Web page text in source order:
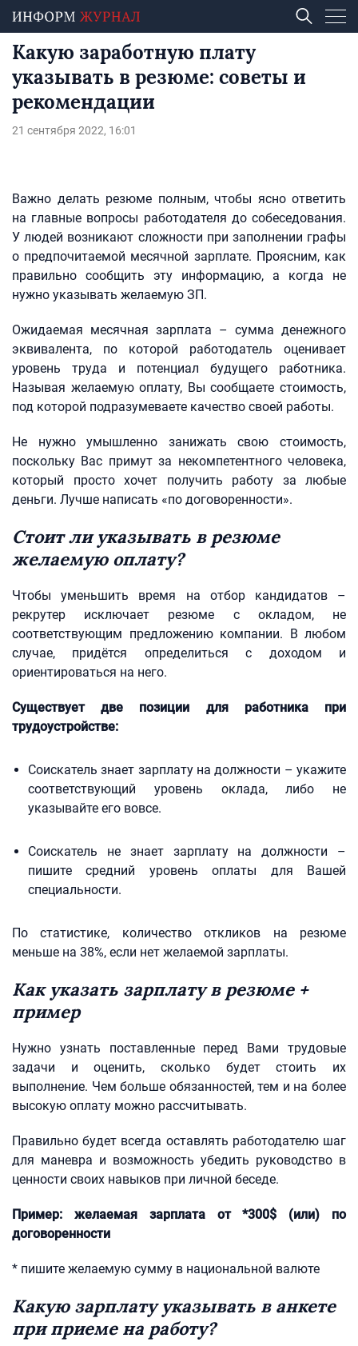
Какую заработную плату
указывать в резюме: советы и
рекомендации
21 сентября 2022, 16:01
Важно делать резюме полным, чтобы ясно ответить
на главные вопросы работодателя до собеседования.
У людей возникают сложности при заполнении графы
о предпочитаемой месячной зарплате. Проясним, как
правильно сообщить эту информацию, а когда не
нужно указывать желаемую ЗП.
Ожидаемая месячная зарплата – сумма денежного
эквивалента, по которой работодатель оценивает
уровень труда и потенциал будущего работника.
Называя желаемую оплату, Вы сообщаете стоимость,
под которой подразумеваете качество своей работы.
Не нужно умышленно занижать свою стоимость,
поскольку Вас примут за некомпетентного человека,
который просто хочет получить работу за любые
деньги. Лучше написать «по договоренности».
Стоит ли указывать в резюме
желаемую оплату?
Чтобы уменьшить время на отбор кандидатов –
рекрутер исключает резюме с окладом, не
соответствующим предложению компании. В любом
случае, придётся определиться с доходом и
ориентироваться на него.
Существует две позиции для работника при
трудоустройстве:
Соискатель знает зарплату на должности – укажите
соответствующий уровень оклада, либо не
указывайте его вовсе.
Соискатель не знает зарплату на должности –
пишите средний уровень оплаты для Вашей
специальности.
По статистике, количество откликов на резюме
меньше на 38%, если нет желаемой зарплаты.
Как указать зарплату в резюме +
пример
Нужно узнать поставленные перед Вами трудовые
задачи и оценить, сколько будет стоить их
выполнение. Чем больше обязанностей, тем и на более
высокую оплату можно рассчитывать.
Правильно будет всегда оставлять работодателю шаг
для маневра и возможность убедить руководство в
ценности своих навыков при личной беседе.
Пример: желаемая зарплата от *300$ (или) по
договоренности
* пишите желаемую сумму в национальной валюте
Какую зарплату указывать в анкете
при приеме на работу?